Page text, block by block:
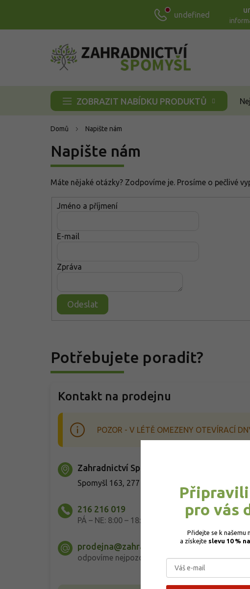
undefined
ZOBRAZIT NABÍDKU PRODUKTŮ
Domů Napište nám
Napište nám
Máte nějaké otázky? Zodpovíme je. Prosíme o pečlivé
Jméno a příjmení
E-mail
Zpráva
Odeslat
Potřebujete poradit?
Kontakt na prodejnu
POZOR - V LÉTĚ OMEZENY OTEVÍRACÍ
Zahradnictví Spomyšl
Spomyšl 163, 277 05 Spomyšl
216 216 019
PÁ – NE: 8:00 – 18:00
prodejna@zahradnictvi-spomysl.cz
odpovíme nejpozději do 24 hodin
pro vás
Přidejte se k našemu
a získejte slevu 10 %